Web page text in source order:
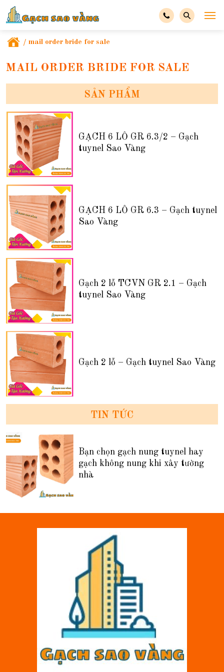
/ mail order bride for sale
MAIL ORDER BRIDE FOR SALE
SẢN PHẨM
GẠCH 6 LỖ GR 6.3/2 – Gạch
tuynel Sao Vàng
GẠCH 6 LỖ GR 6.3 – Gạch tuynel
Sao Vàng
Gạch 2 lỗ TCVN GR 2.1 – Gạch
tuynel Sao Vàng
Gạch 2 lỗ – Gạch tuynel Sao Vàng
TIN TỨC
Bạn chọn gạch nung tuynel hay
gạch không nung khi xây tường
nhà